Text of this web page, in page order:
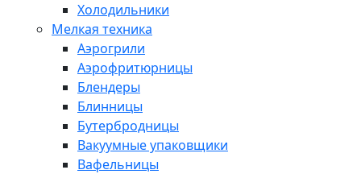
Холодильники
Мелкая техника
Аэрогрили
Аэрофритюрницы
Блендеры
Блинницы
Бутербродницы
Вакуумные упаковщики
Вафельницы